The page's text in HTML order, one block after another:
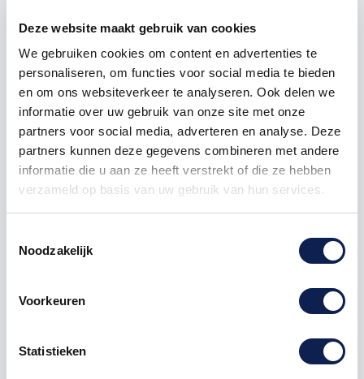
Deze website maakt gebruik van cookies
We gebruiken cookies om content en advertenties te
personaliseren, om functies voor social media te bieden
en om ons websiteverkeer te analyseren. Ook delen we
informatie over uw gebruik van onze site met onze
partners voor social media, adverteren en analyse. Deze
partners kunnen deze gegevens combineren met andere
informatie die u aan ze heeft verstrekt of die ze hebben
verzameld op basis van uw gebruik van hun services.
Noodzakelijk
Voorkeuren
Statistieken
500 € 4,17 € 1.390,00
1000
Nintendo 3DS XL N3DS New Nintendo 3DS
New Nintendo 3DS XL
stickers